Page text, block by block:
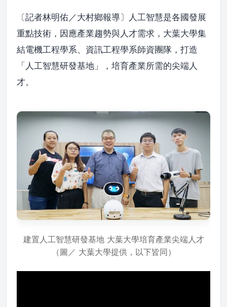
〔記者林明佑／大村鄉報導〕人工智慧是各國發展
重點技術，因應產業趨勢與人才需求，大葉大學集
結電機工程學系、資訊工程學系師資團隊，打造
「人工智慧研發基地」，培育產業所需的尖端人
才。
建置人工智慧研發基地 大葉大學培育產業尖端人才
（圖／ 大葉大學提供，以下皆同）